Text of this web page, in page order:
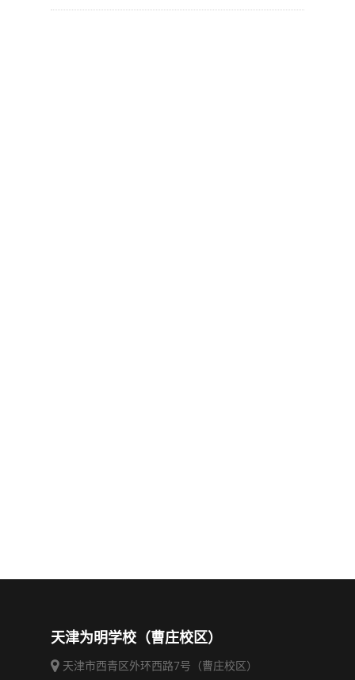
天津为明学校（曹庄校区）
天津市西青区外环西路7号（曹庄校区）